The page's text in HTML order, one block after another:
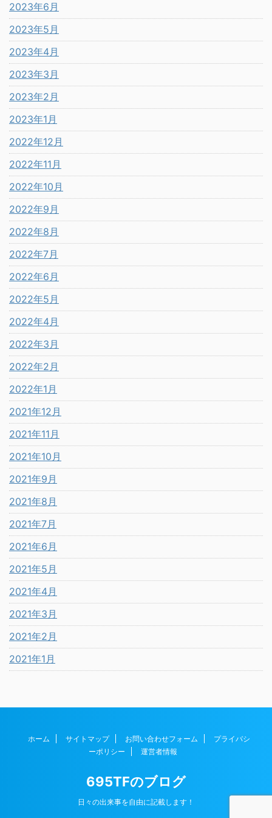
2023年6月
2023年5月
2023年4月
2023年3月
2023年2月
2023年1月
2022年12月
2022年11月
2022年10月
2022年9月
2022年8月
2022年7月
2022年6月
2022年5月
2022年4月
2022年3月
2022年2月
2022年1月
2021年12月
2021年11月
2021年10月
2021年9月
2021年8月
2021年7月
2021年6月
2021年5月
2021年4月
2021年3月
2021年2月
2021年1月
ホーム サイトマップ お問い合わせフォーム
プライバシ
ーポリシー
運営者情報
695TFのブログ
日々の出来事を自由に記載します！